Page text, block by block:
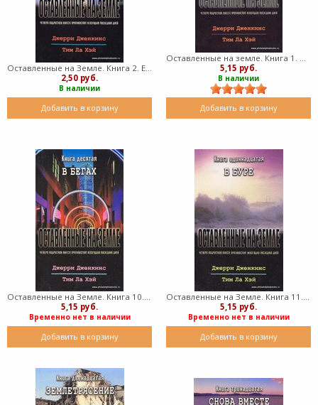
Оставленные на Земле. Книга 2. Еще есть надежда (Мягкий)
2,50 руб.
В наличии
Добавить в корзину
5,15 руб.
В наличии
Добавить в корзину
Оставленные на Земле. Книга 10. В бегах (Мягкий)
5,15 руб.
Временно нет в наличии
Добавить в корзину
Оставленные на Земле. Книга 11. В буре (Мягкий)
5,15 руб.
Временно нет в наличии
Добавить в корзину